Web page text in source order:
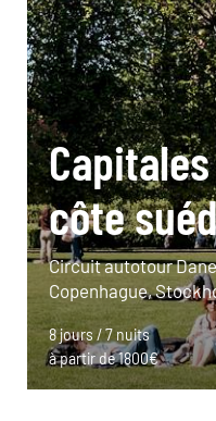
côte
Circuit autotour
Copenhague,
8 jours / 7 nuits
à partir de 1800€